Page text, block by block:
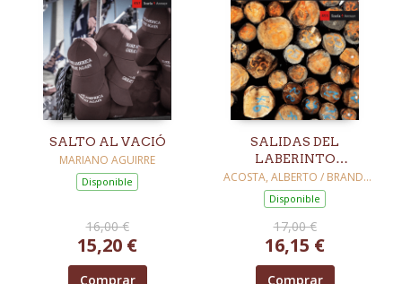
SALTO AL VACIÓ
MARIANO AGUIRRE
Disponible
16,00 €
15,20 €
Comprar
SALIDAS DEL
LABERINTO
CAPITALISTA
ACOSTA, ALBERTO / BRAND,
ULRICH
Disponible
17,00 €
16,15 €
Comprar